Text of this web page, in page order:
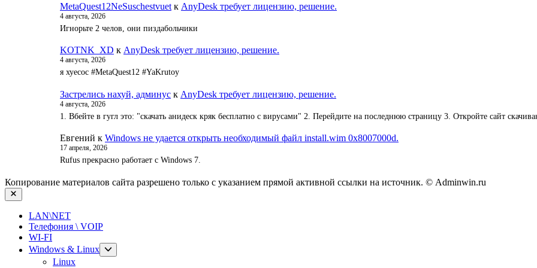
MetaQuest12NeSuschestvuet к AnyDesk требует лицензию, решение.
4 августа, 2026
Игнорьте 2 челов, они пиздабольчики
KOTNK_XD к AnyDesk требует лицензию, решение.
4 августа, 2026
я хуесос #MetaQuest12 #YaKrutoy
Застрелись нахуй, админус к AnyDesk требует лицензию, решение.
4 августа, 2026
1. Вбейте в гугл это: "скачать анидеск кряк бесплатно с вирусами" 2. Перейдите на последнюю страницу 3. Откройте сайт
Евгений к Windows не удается открыть необходимый файл install.wim 0x8007000d.
17 апреля, 2026
Rufus прекрасно работает с Windows 7.
Копирование материалов сайта разрешено только с указанием прямой активной ссылки на источник. © Adminwin.ru
Закрыть
LAN\NET
Телефония \ VOIP
WI-FI
Windows & Linux
Показывать
подменю
Linux